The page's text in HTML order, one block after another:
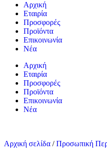
Αρχική
Εταιρία
Προσφορές
Προϊόντα
Επικοινωνία
Νέα
Αρχική
Εταιρία
Προσφορές
Προϊόντα
Επικοινωνία
Νέα
Αρχική σελίδα /Προσωπική